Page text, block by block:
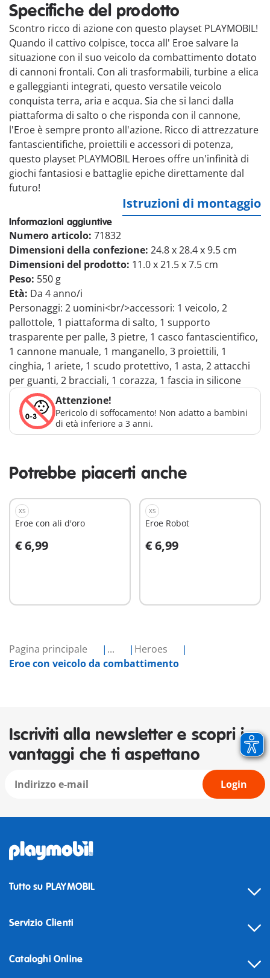
Pagina principale ...
Heroes
Eroe con veicolo da combattimento
Specifiche del prodotto
Scontro ricco di azione con questo playset PLAYMOBIL!
Quando il cattivo colpisce, tocca all' Eroe salvare la
situazione con il suo veicolo da combattimento dotato
di cannoni frontali. Con ali trasformabili, turbine a elica
e galleggianti integrati, questo versatile veicolo
conquista terra, aria e acqua. Sia che si lanci dalla
piattaforma di salto o che risponda con il cannone,
l'Eroe è sempre pronto all'azione. Ricco di attrezzature
fantascientifiche, proiettili e accessori di potenza,
questo playset PLAYMOBIL Heroes offre un'infinità di
giochi fantasiosi e battaglie epiche direttamente dal
futuro!
Istruzioni di montaggio
Informazioni aggiuntive
Numero articolo: 71832
Dimensioni della confezione: 24.8 x 28.4 x 9.5 cm
Dimensioni del prodotto: 11.0 x 21.5 x 7.5 cm
Peso: 550 g
Età: Da 4 anno/i
Personaggi: 2 uomini<br/>accessori: 1 veicolo, 2
pallottole, 1 piattaforma di salto, 1 supporto
trasparente per palle, 3 pietre, 1 casco fantascientifico,
1 cannone manuale, 1 manganello, 3 proiettili, 1
cinghia, 1 ariete, 1 scudo protettivo, 1 asta, 2 attacchi
per guanti, 2 bracciali, 1 corazza, 1 fascia in silicone
Attenzione!
Pericolo di soffocamento! Non adatto a bambini
di età inferiore a 3 anni.
Potrebbe piacerti anche
XS
Eroe con ali d'oro
€ 6,99
Aggiungi al carrello
XS
Eroe Robot
€ 6,99
Aggiungi al carrello
Iscriviti alla newsletter e scopri i
vantaggi che ti aspettano
Login
Tutto su PLAYMOBIL
Servizio Clienti
Cataloghi Online